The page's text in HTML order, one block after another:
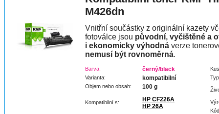
M426dn
Vnitřní součástky z originální kazety
fotoválce jsou původní, vyčištěné a
i ekonomicky výhodná verze
nemusí být rovnoměrná.
Barva: černý/black
Varianta: kompatibilní
Objem nebo obsah: 100 g
Kompatibilní s:
HP CF226A
HP 26A